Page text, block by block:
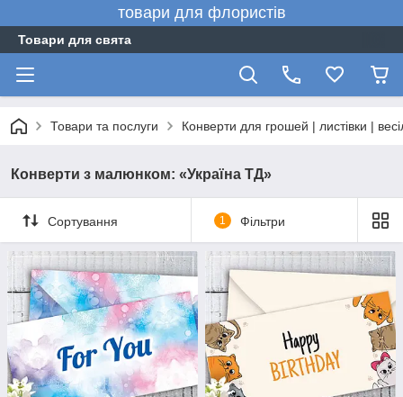
товари для флористів
Товари для свята
Товари та послуги Конверти для грошей | листівки |
Конверти з малюнком: «Україна ТД»
Сортування 1 Фільтри